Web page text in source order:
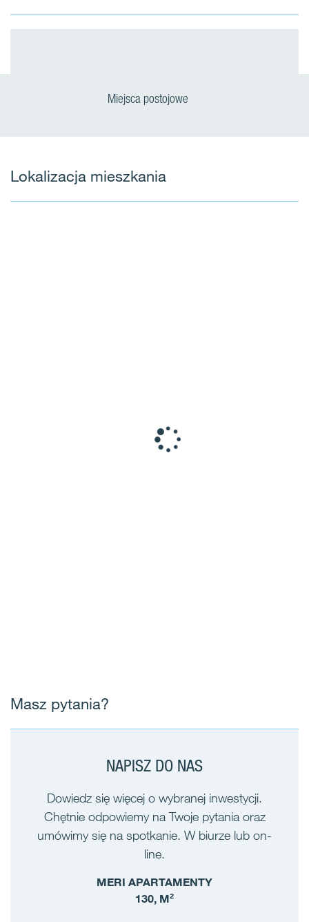
Miejsca postojowe
Lokalizacja mieszkania
Masz pytania?
NAPISZ DO NAS
Dowiedz się więcej o wybranej inwestycji.
Chętnie odpowiemy na Twoje pytania oraz
umówimy się na spotkanie. W biurze lub on-
line.
MERI APARTAMENTY
130, M²